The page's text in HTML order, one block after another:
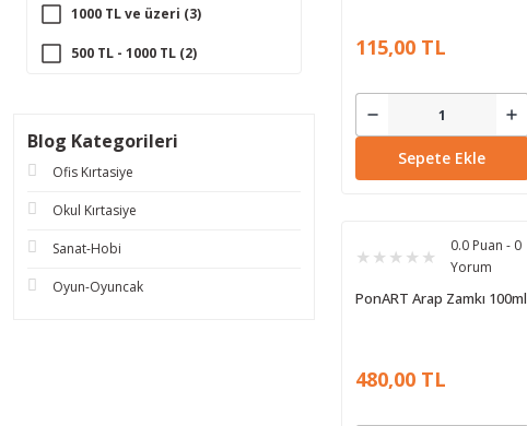
1000 TL ve üzeri (3)
500 TL - 1000 TL (2)
Blog Kategorileri
Ofis Kırtasiye
Okul Kırtasiye
Sanat-Hobi
Oyun-Oyuncak
115,00 TL
Sepete Ekle
0.0 Puan - 0
Yorum
PonART Arap Zamkı 100ml
480,00 TL